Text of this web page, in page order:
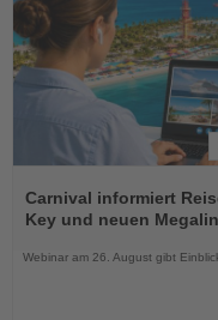
Sie
die
Nachrichten
Carnival informiert
Key und neuen
Webinar am 26. August gibt